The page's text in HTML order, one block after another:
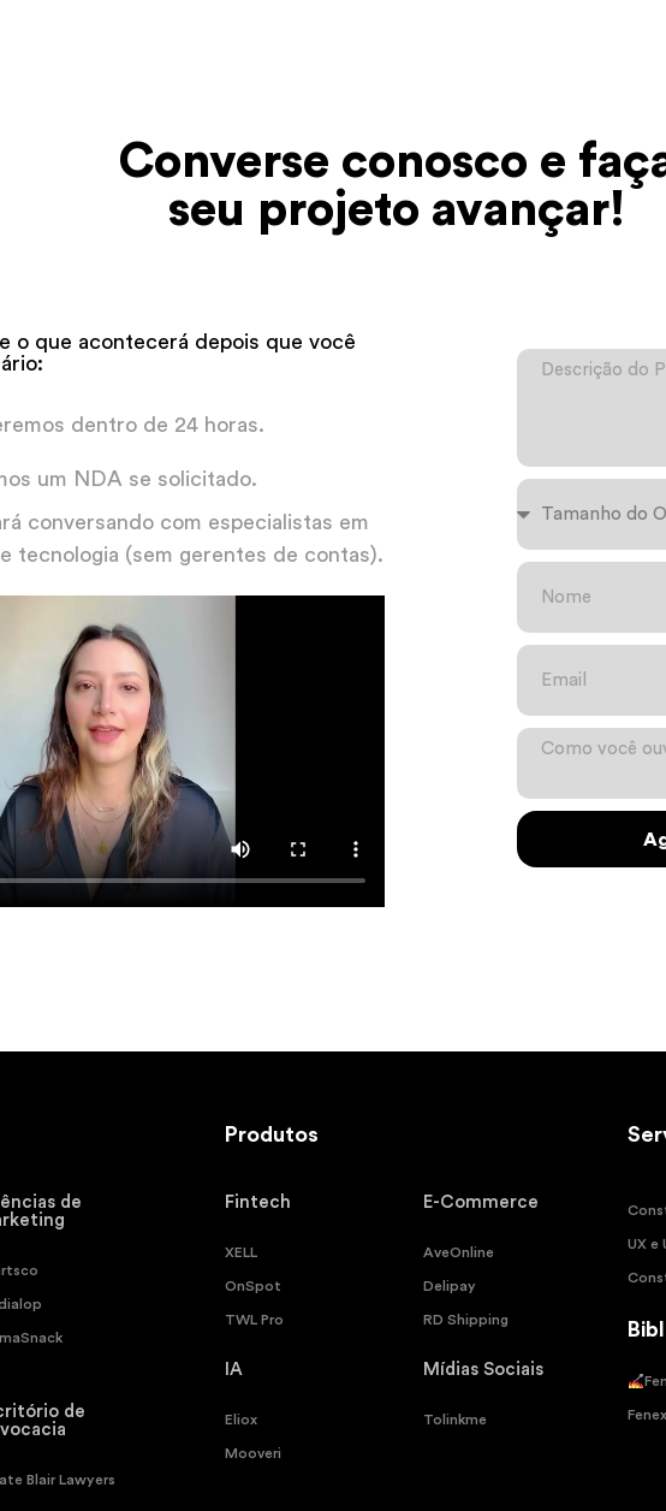
Converse conosco e
seu projeto avançar!
o que acontecerá depois que você
dentro de 24 horas.
um NDA se solicitado.
conversando com especialistas em
tecnologia (sem gerentes de contas).
de
de
Blair Lawyers
Produtos
Fintech
XELL
OnSpot
TWL Pro
IA
Eliox
Mooveri
E-Commerce
AveOnline
Delipay
RD Shipping
Mídias Sociais
Tolinkme
UX e